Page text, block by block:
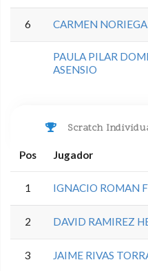
6 CARMEN
PAULA PILAR
ASENSIO
Scratch
Pos Jugador
1 IGNACIO ROMAN
2 DAVID RAMIREZ
3 JAIME RIVAS